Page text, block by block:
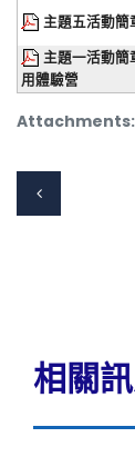
Attachments:
主題五活動
主題一活動
用體驗營
相關